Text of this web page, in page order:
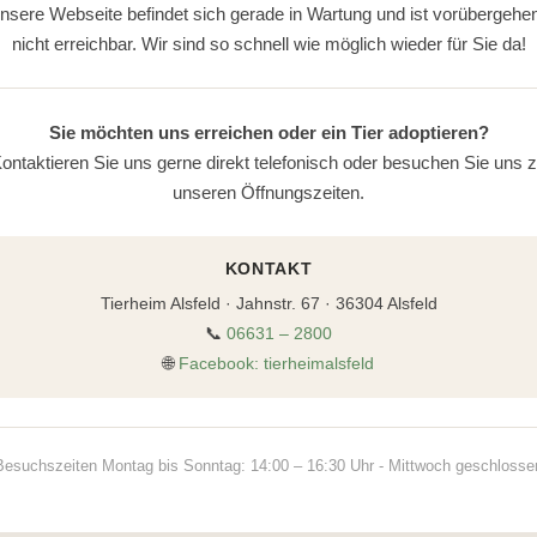
Webseite befindet sich gerade in Wartung und ist
nicht erreichbar. Wir sind so schnell wie möglich wieder für Sie da!
Sie möchten uns erreichen oder ein Tier adoptieren?
Sie uns gerne direkt telefonisch oder besuchen Sie uns
unseren Öffnungszeiten.
KONTAKT
Tierheim Alsfeld · Jahnstr. 67 · 36304 Alsfeld
📞 06631 – 2800
🌐 Facebook: tierheimalsfeld
Montag bis Sonntag: 14:00 – 16:30 Uhr - Mittwoch